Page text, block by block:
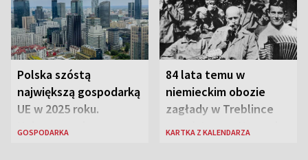
Polska szóstą
największą gospodarką
UE w 2025 roku.
Najnowsze dane
GOSPODARKA
84 lata temu w
niemieckim obozie
zagłady w Treblince
zmarł Janusz Korczak
KARTKA Z KALENDARZA